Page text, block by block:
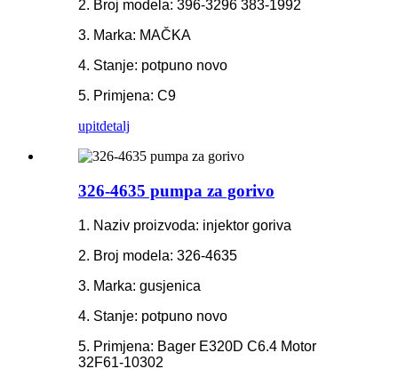
2. Broj modela: 396-3296 383-1992
3. Marka: MAČKA
4. Stanje: potpuno novo
5. Primjena: C9
upitdetalj
326-4635 pumpa za gorivo
1. Naziv proizvoda: injektor goriva
2. Broj modela: 326-4635
3. Marka: gusjenica
4. Stanje: potpuno novo
5. Primjena: Bager E320D C6.4 Motor
32F61-10302